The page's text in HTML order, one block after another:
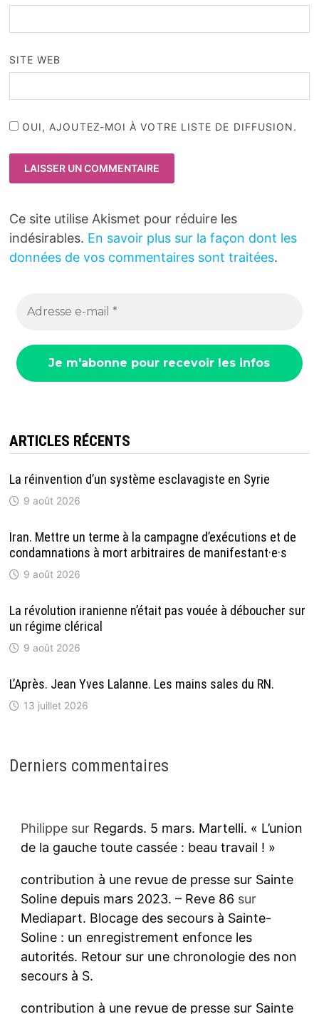
SITE WEB
OUI, AJOUTEZ-MOI À VOTRE LISTE DE DIFFUSION.
Ce site utilise Akismet pour réduire les
indésirables. En savoir plus sur la façon dont les
données de vos commentaires sont traitées.
ARTICLES RÉCENTS
La réinvention d’un système esclavagiste en Syrie
9 août 2026
Iran. Mettre un terme à la campagne d’exécutions et de
condamnations à mort arbitraires de manifestant·e·s
9 août 2026
La révolution iranienne n’était pas vouée à déboucher sur
un régime clérical
9 août 2026
L’Après. Jean Yves Lalanne. Les mains sales du RN.
13 juillet 2026
Derniers commentaires
Philippesur Regards. 5 mars. Martelli. « L’union
de la gauche toute cassée : beau travail ! »
contribution à une revue de presse sur Sainte
Soline depuis mars 2023. – Reve 86 sur
Mediapart. Blocage des secours à Sainte-
Soline : un enregistrement enfonce les
autorités. Retour sur une chronologie des non
secours à S.
contribution à une revue de presse sur Sainte